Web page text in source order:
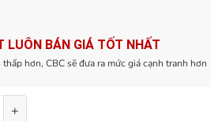
LUÔN BÁN GIÁ TỐT NHẤT
thấp hơn, CBC sẽ đưa ra mức giá cạnh tranh hơn
+